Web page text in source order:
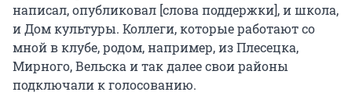
написал, опубликовал [слова поддержки], и школа,
и Дом культуры. Коллеги, которые работают со
мной в клубе, родом, например, из Плесецка,
Мирного, Вельска и так далее свои районы
подключали к голосованию.